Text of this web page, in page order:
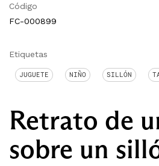
Código
FC-000899
Etiquetas
JUGUETE NIÑO SILLÓN
Retrato de
sobre un